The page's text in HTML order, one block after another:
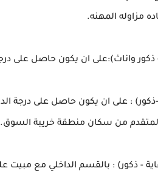
مزاوله المهنه.
من سكان منطقة خريبة السوق.